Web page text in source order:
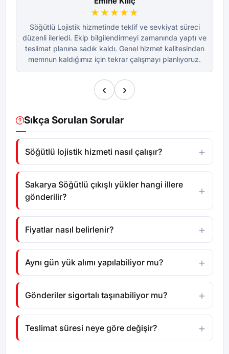
★★★★★
Söğütlü Lojistik hizmetinde teklif ve sevkiyat süreci
düzenli ilerledi. Ekip bilgilendirmeyi zamanında yaptı ve
teslimat planına sadık kaldı. Genel hizmet kalitesinden
memnun kaldığımız için tekrar çalışmayı planlıyoruz.
‹ ›
Sıkça Sorulan Sorular
Söğütlü lojistik hizmeti nasıl çalışır?
Sakarya Söğütlü çıkışlı yükler hangi illere
gönderilir?
Fiyatlar nasıl belirlenir?
Aynı gün yük alımı yapılabiliyor mu?
Gönderiler sigortalı taşınabiliyor mu?
Teslimat süresi neye göre değişir?